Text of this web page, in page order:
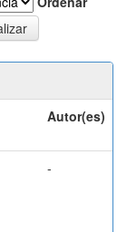
Autor(es)
-